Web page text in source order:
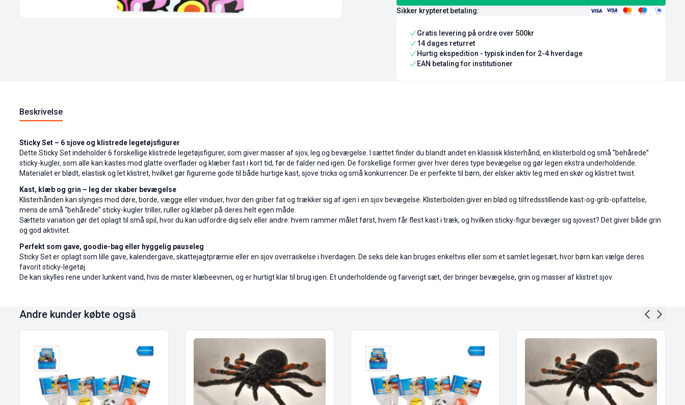
Sikker krypteret betaling:
Gratis levering på ordre over 500kr
14 dages returret
Hurtig ekspedition - typisk inden for 2-4 hverdage
EAN betaling for institutioner
Beskrivelse
Sticky Set – 6 sjove og klistrede legetøjsfigurer
Dette Sticky Set indeholder 6 forskellige klistrede legetøjsfigurer, som giver masser af sjov, leg og bevægelse. I sættet finder du blandt andet en klassisk klisterhånd, en klisterbold og små “behårede”
sticky-kugler, som alle kan kastes mod glatte overflader og klæber fast i kort tid, før de falder ned igen. De forskellige former giver hver deres type bevægelse og gør legen ekstra underholdende.
Materialet er blødt, elastisk og let klistret, hvilket gør figurerne gode til både hurtige kast, sjove tricks og små konkurrencer. De er perfekte til børn, der elsker aktiv leg med en skør og klistret twist.
Kast, klæb og grin – leg der skaber bevægelse
Klisterhånden kan slynges mod døre, borde, vægge eller vinduer, hvor den griber fat og trækker sig af igen i en sjov bevægelse. Klisterbolden giver en blød og tilfredsstillende kast-og-grib-opfattelse,
mens de små “behårede” sticky-kugler triller, ruller og klæber på deres helt egen måde.
Sættets variation gør det oplagt til små spil, hvor du kan udfordre dig selv eller andre: hvem rammer målet først, hvem får flest kast i træk, og hvilken sticky-figur bevæger sig sjovest? Det giver både grin
og god aktivitet.
Perfekt som gave, goodie-bag eller hyggelig pauseleg
Sticky Set er oplagt som lille gave, kalendergave, skattejagtpræmie eller en sjov overraskelse i hverdagen. De seks dele kan bruges enkeltvis eller som et samlet legesæt, hvor børn kan vælge deres
favorit sticky-legetøj.
De kan skylles rene under lunkent vand, hvis de mister klæbeevnen, og er hurtigt klar til brug igen. Et underholdende og farverigt sæt, der bringer bevægelse, grin og masser af klistret sjov.
Andre kunder købte også